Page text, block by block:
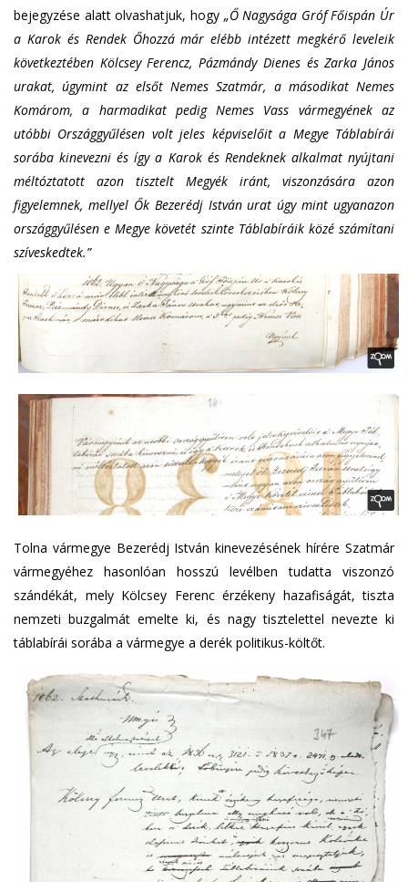
bejegyzése alatt olvashatjuk, hogy „Ő Nagysága Gróf Főispán Úr
a Karok és Rendek Őhozzá már elébb intézett megkérő leveleik
következtében Kölcsey Ferencz, Pázmándy Dienes és Zarka János
urakat, úgymint az elsőt Nemes Szatmár, a másodikat Nemes
Komárom, a harmadikat pedig Nemes Vass vármegyének az
utóbbi Országgyűlésen volt jeles képviselőit a Megye Táblabírái
sorába kinevezni és így a Karok és Rendeknek alkalmat nyújtani
méltóztatott azon tisztelt Megyék iránt, viszonzására azon
figyelemnek, mellyel Ők Bezerédj István urat úgy mint ugyanazon
országgyűlésen e Megye követét szinte Táblabíráik közé számítani
szíveskedtek.”
Tolna vármegye Bezerédj István kinevezésének hírére Szatmár
vármegyéhez hasonlóan hosszú levélben tudatta viszonzó
szándékát, mely Kölcsey Ferenc érzékeny hazafiságát, tiszta
nemzeti buzgalmát emelte ki, és nagy tisztelettel nevezte ki
táblabírái sorába a vármegye a derék politikus-költőt.